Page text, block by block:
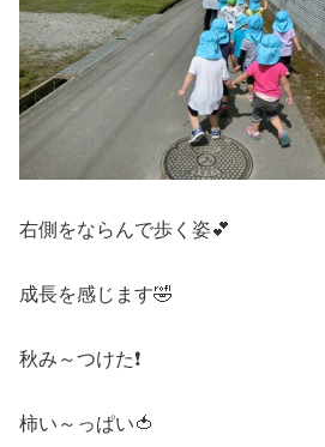
右側をならんで歩く姿💕
成長を感じます🤣
秋み～つけた❗
柿い～っぱい🍅